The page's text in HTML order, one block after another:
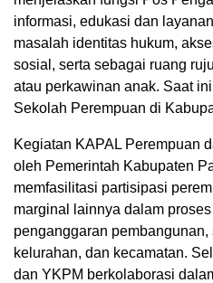
informasi, edukasi dan
masalah identitas hukum,
sosial, serta sebagai ruang
atau perkawinan anak. Saat
Sekolah Perempuan di
Kegiatan KAPAL Perempuan
oleh Pemerintah Kabupaten
memfasilitasi partisipasi
marginal lainnya dalam
penganggaran
kelurahan, dan kecamatan.
dan YKPM berkolaborasi